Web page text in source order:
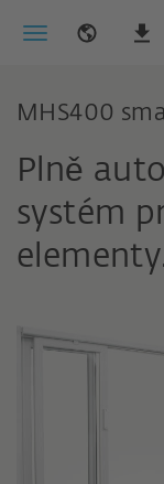
MHS400
Plně
systém